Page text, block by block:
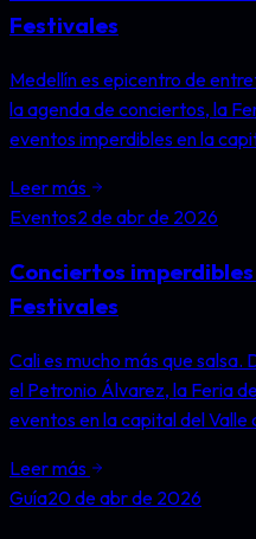
Festivales
Medellín es epicentro de
la agenda de conciertos, la
eventos imperdibles en la
Leer más
Eventos2 de abr de 2026
Conciertos
Festivales
Cali es mucho más que
el Petronio Álvarez, la Feria
eventos en la capital del Valle
Leer más
Guía20 de abr de 2026